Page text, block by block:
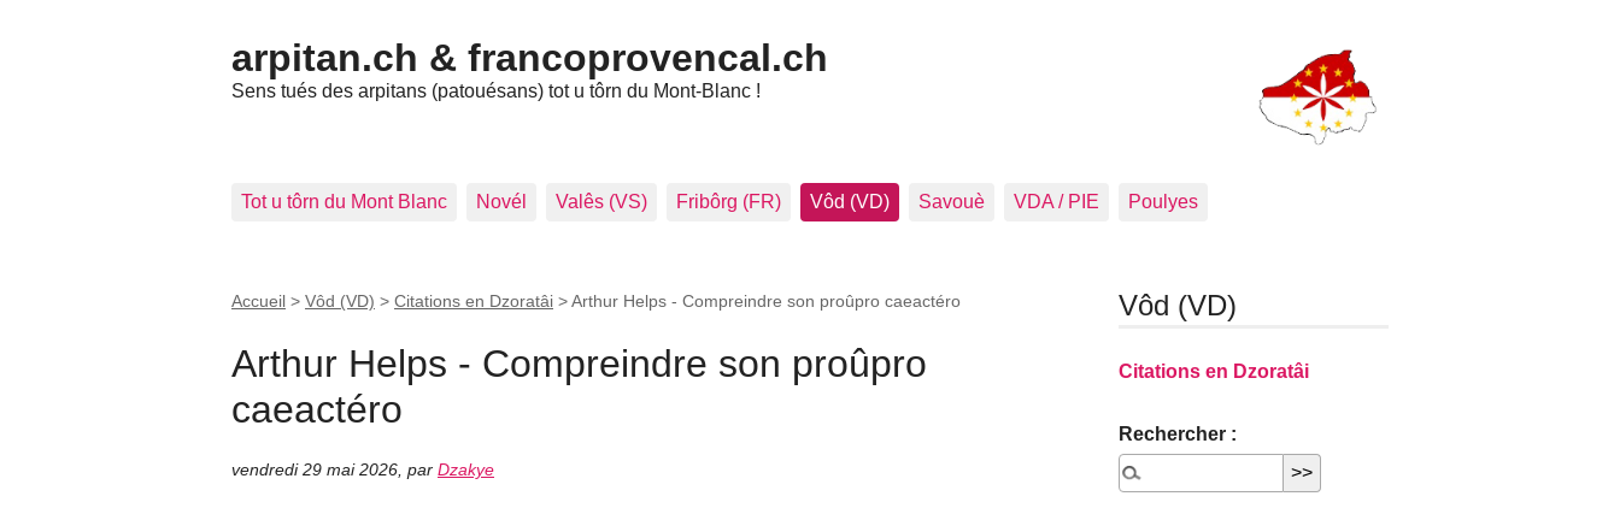
arpitan.ch & francoprovencal.ch
Sens tués des arpitans (patouésans) tot u tôrn du Mont-Blanc !
Tot u tôrn du Mont Blanc Novél Valês (VS) Fribôrg (FR) Vôd (VD) Savouè VDA / PIE Poulyes
Accueil > Vôd (VD) > Citations en Dzoratâi >Arthur Helps - Compreindre son proûpro caeactéro
Arthur Helps - Compreindre son proûpro
caeactéro
vendredi 29 mai 2026 par Dzakye
Vôd (VD)
Citations en Dzoratâi
Rechercher :